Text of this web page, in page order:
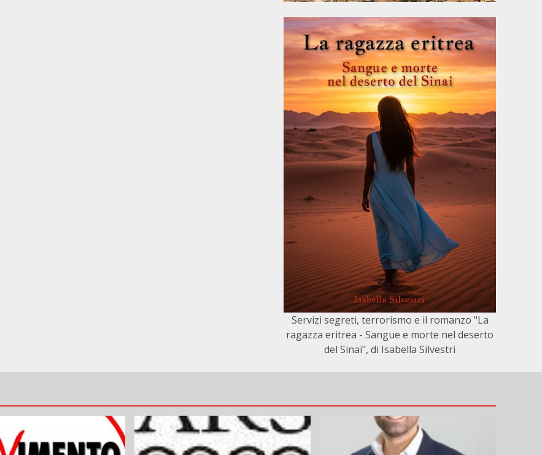
Servizi segreti, terrorismo e il romanzo "La
ragazza eritrea - Sangue e morte nel deserto
del Sinai", di Isabella Silvestri